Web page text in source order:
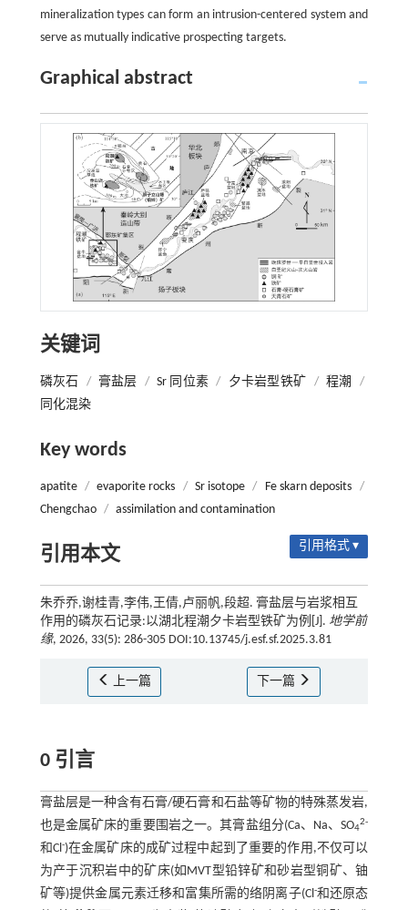
mineralization types can form an intrusion-centered system and
serve as mutually indicative prospecting targets.
Graphical abstract
关键词
磷灰石 / 膏盐层 / Sr 同位素 / 夕卡岩型铁矿 / 程潮
/
同化混染
Key words
apatite / evaporite rocks / Sr isotope / Fe skarn deposits /
Chengchao / assimilation and contamination
引用本文 引用格式 ▾
朱乔乔,谢桂青,李伟,王倩,卢丽帆,段超. 膏盐层与岩浆相互
作用的磷灰石记录:以湖北程潮夕卡岩型铁矿为例[J]. 地学前
缘, 2026, 33(5): 286-305 DOI:10.13745/j.esf.sf.2025.3.81
上一篇 下一篇
0 引言
膏盐层是一种含有石膏/硬石膏和石盐等矿物的特殊蒸发岩,
也是金属矿床的重要围岩之一。其膏盐组分(Ca、Na、SO4
2-
和Cl -)在金属矿床的成矿过程中起到了重要的作用,不仅可以
为产于沉积岩中的矿床(如MVT型铅锌矿和砂岩型铜矿、铀
矿等)提供金属元素迁移和富集所需的络阴离子(Cl -和还原态